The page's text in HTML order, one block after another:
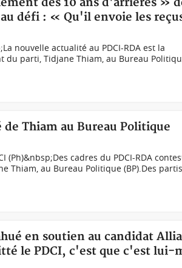
défi : « Qu'il envoie les
nouvelle actualité au PDCI-RDA est la
du parti, Tidjane Thiam, au Bureau
Thiam au Bureau Politique
(Ph)&nbsp;Des cadres du PDCI-RDA
Thiam, au Bureau Politique (BP).Des
en soutien au candidat
le PDCI, c'est que c'est lui-